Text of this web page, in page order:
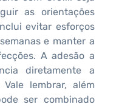
as orientações
evitar esforços
e manter a
A adesão a
diretamente a
lembrar, além
ser combinado